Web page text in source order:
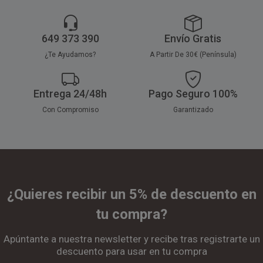
649 373 390
¿Te Ayudamos?
Envío Gratis
A Partir De 30€ (Península)
Entrega 24/48h
Con Compromiso
Pago Seguro 100%
Garantizado
¿Quieres recibir un 5% de descuento en
tu compra?
Apúntante a nuestra newsletter y recibe tras registrarte un
descuento para usar en tu compra